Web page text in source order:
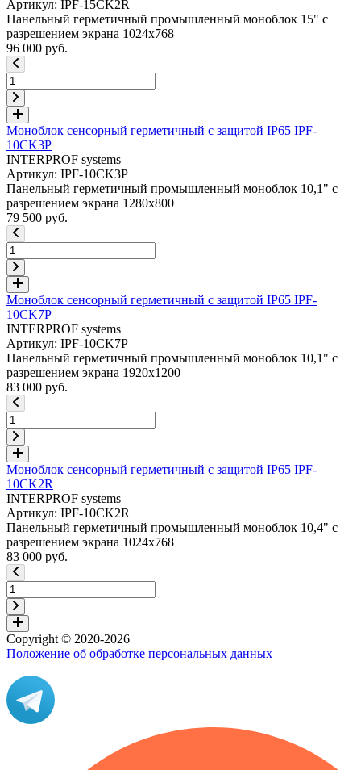
Артикул: IPF-15CK2R
Панельный герметичный промышленный моноблок 15" с
разрешением экрана 1024x768
96 000 руб.
Моноблок сенсорный герметичный с защитой IP65 IPF-
10CK3P
INTERPROF systems
Артикул: IPF-10CK3P
Панельный герметичный промышленный моноблок 10,1" с
разрешением экрана 1280x800
79 500 руб.
Моноблок сенсорный герметичный с защитой IP65 IPF-
10CK7P
INTERPROF systems
Артикул: IPF-10CK7P
Панельный герметичный промышленный моноблок 10,1" с
разрешением экрана 1920x1200
83 000 руб.
Моноблок сенсорный герметичный с защитой IP65 IPF-
10CK2R
INTERPROF systems
Артикул: IPF-10CK2R
Панельный герметичный промышленный моноблок 10,4" с
разрешением экрана 1024x768
83 000 руб.
Copyright © 2020-2026
Положение об обработке персональных данных